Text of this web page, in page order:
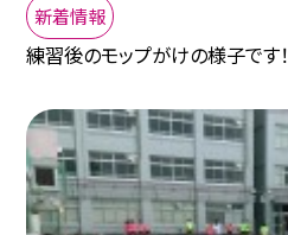
新着情報
練習後のモップがけの様子です！